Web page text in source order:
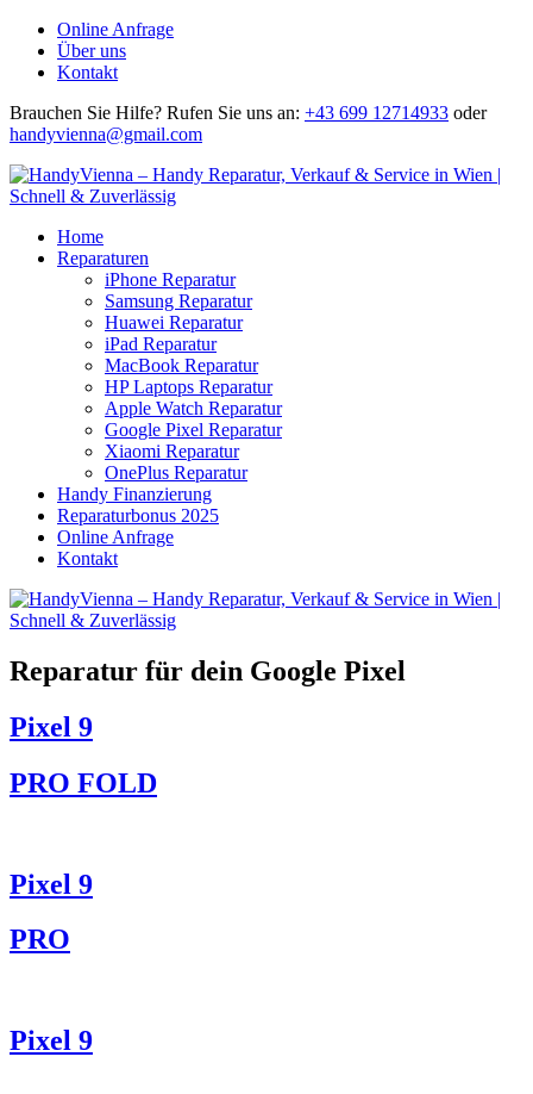
Online Anfrage
Über uns
Kontakt
Brauchen Sie Hilfe? Rufen Sie uns an: +43 699 12714933 oder
handyvienna@gmail.com
Home
Reparaturen
iPhone Reparatur
Samsung Reparatur
Huawei Reparatur
iPad Reparatur
MacBook Reparatur
HP Laptops Reparatur
Apple Watch Reparatur
Google Pixel Reparatur
Xiaomi Reparatur
OnePlus Reparatur
Handy Finanzierung
Reparaturbonus 2025
Online Anfrage
Kontakt
Reparatur für dein Google Pixel
Pixel 9
PRO FOLD
Pixel 9
PRO
Pixel 9